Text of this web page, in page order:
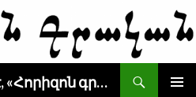
Հորիզոն է, գրական է, «Հորիզոն գրական» է